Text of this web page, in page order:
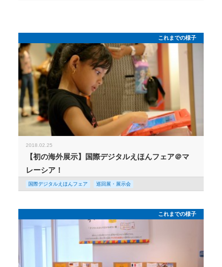
これまでの様子
2018.02.25
【初の海外展示】国際デジタルえほんフェア＠マ
レーシア！
国際デジタルえほんフェア 巡回展・展示会
これまでの様子